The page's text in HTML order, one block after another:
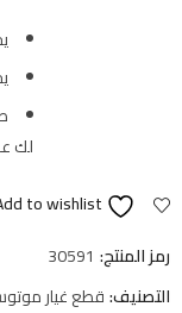
لك
to wishlist
رمز المنتج: 30591
التصنيف:قطع غيار